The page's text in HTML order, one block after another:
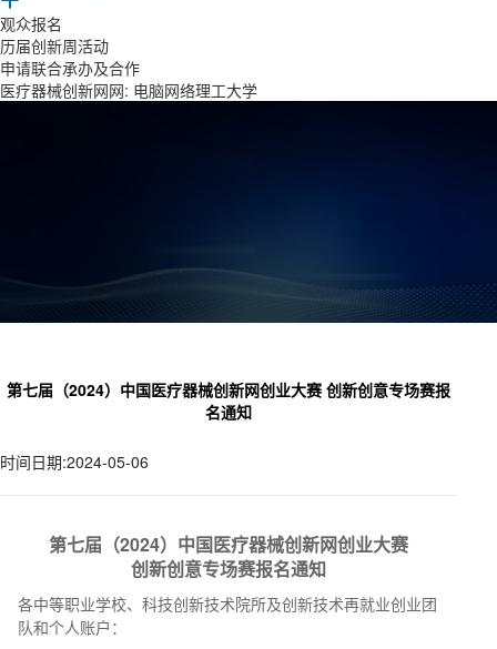
观众报名
历届创新周活动
申请联合承办及合作
医疗器械创新网网: 电脑网络理工大学
第七届（2024）中国医疗器械创新网创业大赛 创新创意专场赛报
名通知
时间日期:2024-05-06
第七届（2024）中国医疗器械创新网创业大赛
创新创意专场赛报名通知
各中等职业学校、科技创新技术院所及创新技术再就业创业团
队和个人账户：